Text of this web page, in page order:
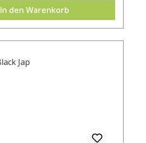
In den Warenkorb